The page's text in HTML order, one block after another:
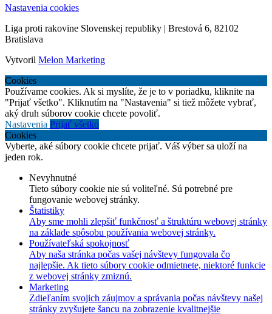
Nastavenia cookies
Liga proti rakovine Slovenskej republiky | Brestová 6, 82102
Bratislava
Vytvoril Melon Marketing
Cookies
Používame cookies. Ak si myslíte, že je to v poriadku, kliknite na
"Prijať všetko". Kliknutím na "Nastavenia" si tiež môžete vybrať,
aký druh súborov cookie chcete povoliť.
Nastavenia Prijať všetko
Cookies
Vyberte, aké súbory cookie chcete prijať. Váš výber sa uloží na
jeden rok.
Nevyhnutné
Tieto súbory cookie nie sú voliteľné. Sú potrebné pre
fungovanie webovej stránky.
Štatistiky
Aby sme mohli zlepšiť funkčnosť a štruktúru webovej stránky
na základe spôsobu používania webovej stránky.
Používateľská spokojnosť
Aby naša stránka počas vašej návštevy fungovala čo
najlepšie. Ak tieto súbory cookie odmietnete, niektoré funkcie
z webovej stránky zmiznú.
Marketing
Zdieľaním svojich záujmov a správania počas návštevy našej
stránky zvyšujete šancu na zobrazenie kvalitnejšie